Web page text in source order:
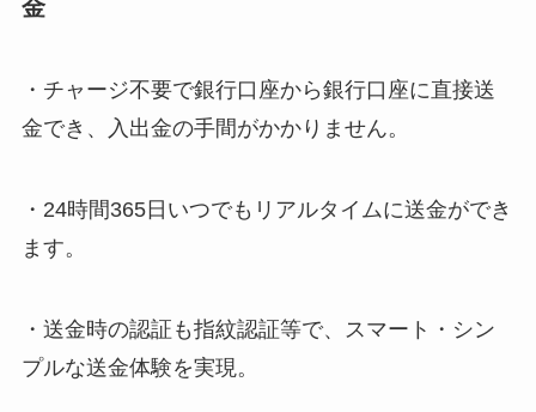
金
・チャージ不要で銀行口座から銀行口座に直接送
金でき、入出金の手間がかかりません。
・24時間365日いつでもリアルタイムに送金ができ
ます。
・送金時の認証も指紋認証等で、スマート・シン
プルな送金体験を実現。